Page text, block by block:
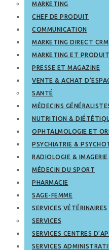
MARKETING
CHEF DE PRODUIT
COMMUNICATION
MARKETING DIRECT CRM
MARKETING ET PRODUIT
PRESSE ET MAGAZINE
VENTE & ACHAT
SANTÉ
MÉDECINS
NUTRITION &
OPHTALMOLOGIE ET
PSYCHIATRIE &
RADIOLOGIE & IMAGERIE
MÉDECIN DU SPORT
PHARMACIE
SAGE-FEMME
SERVICES VÉTÉRINAIRES
SERVICES
SERVICES CENTRES
SERVICES